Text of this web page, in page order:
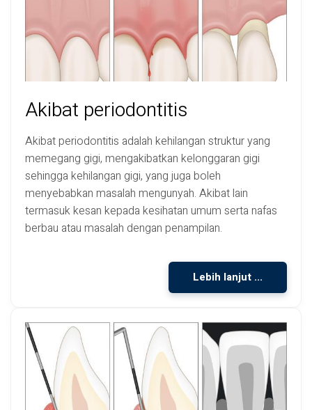
Akibat periodontitis
Akibat periodontitis adalah kehilangan struktur yang
memegang gigi, mengakibatkan kelonggaran gigi
sehingga kehilangan gigi, yang juga boleh
menyebabkan masalah mengunyah. Akibat lain
termasuk kesan kepada kesihatan umum serta nafas
berbau atau masalah dengan penampilan.
Lebih lanjut ...